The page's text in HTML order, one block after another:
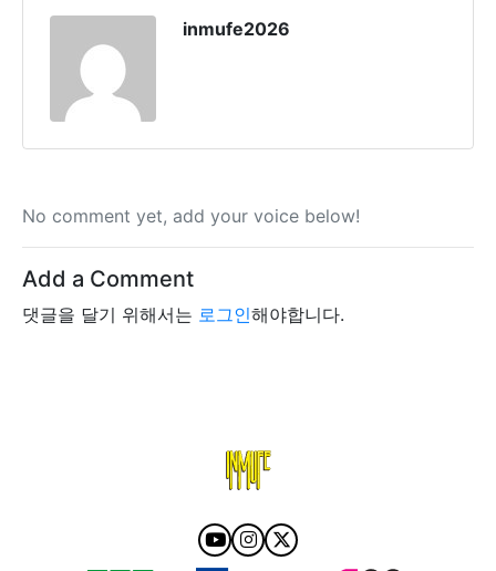
inmufe2026
No comment yet, add your voice below!
Add a Comment
댓글을 달기 위해서는 로그인해야합니다.